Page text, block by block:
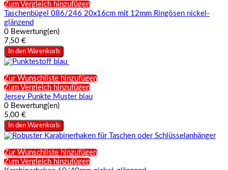
Zum Vergleich hinzufügen
Taschenbügel 086/246 20x16cm mit 12mm Ringösen nickel-
glänzend
0 Bewertung(en)
7,50 €
In den Warenkorb
Zur Wunschliste hinzufügen
Zum Vergleich hinzufügen
Jersey Punkte Muster blau
0 Bewertung(en)
5,00 €
In den Warenkorb
Zur Wunschliste hinzufügen
Zum Vergleich hinzufügen